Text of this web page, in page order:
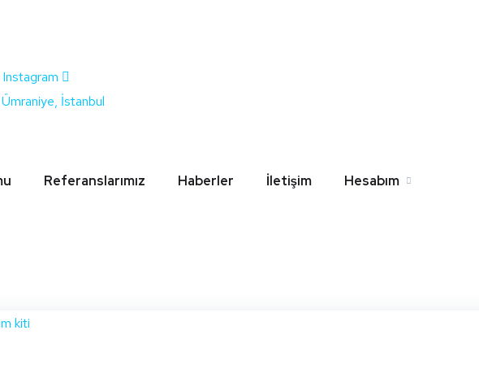
Instagram
İstanbul
Referanslarımız Haberler İletişim Hesabım
Ağrı Oliver Gömme